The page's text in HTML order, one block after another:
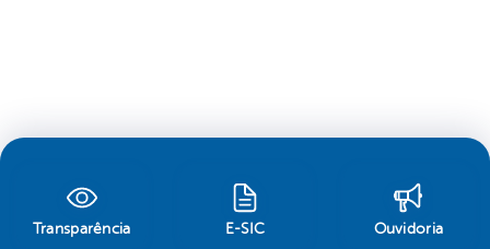
Transparência E-SIC Ouvidoria